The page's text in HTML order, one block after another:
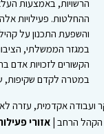
הרשויות, באמצעות
ההחלטות. פעילויות אלה
והשפעת התכנון על
במגזר הממשלתי,
הקשורים לזכויות אדם
במטרה לקדם שקיפות,
ועבודה אקדמית, עזרה
הקהל הרחב | אזורי